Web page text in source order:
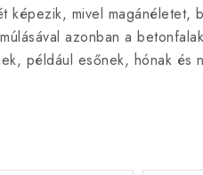
mivel magánéletet,
azonban a
például esőnek, hónak és